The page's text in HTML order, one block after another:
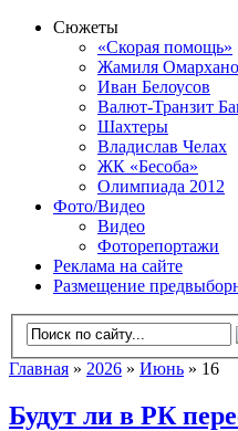
Сюжеты
«Скорая помощь»
Жамиля
Иван Белоусов
Валют-Транзит
Шахтеры
Владислав Челах
ЖК «Бесоба»
Олимпиада 2012
Фото/Видео
Видео
Фоторепортажи
Реклама на сайте
Размещение
Главная » 2026 » Июнь » 16
Будут ли в РК